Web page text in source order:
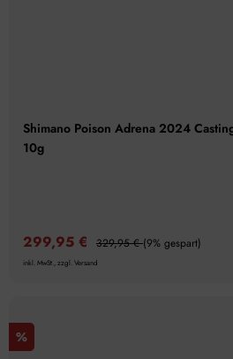
Shimano Poison Adrena 2024
10g
299,95 € 329,95 €(9% gespart)
inkl. MwSt., zzgl. Versand
%